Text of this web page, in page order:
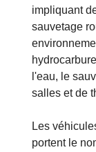
impliquant
sauvetage
l'eau, le
salles et de
Les
portent le